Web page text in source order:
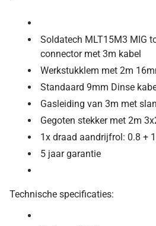
Soldatech MLT15M3 MIG
connector met 3m kabel
Werkstukklem met 2m
Standaard 9mm Dinse
Gasleiding van 3m met
Gegoten stekker met 2m
1x draad aandrijfrol: 0.8 +
5 jaar garantie
Technische specificaties: